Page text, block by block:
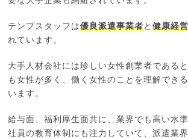
テンプスタッフは優良派遣事業者と 健康経
れています。
大手人材会社には珍しい女性創業者である
も女性が多く、働く女性のことを理解でき
います。
給与面、福利厚生面共に、業界でも高い水
社員の教育体制にも注力していて、派遣業